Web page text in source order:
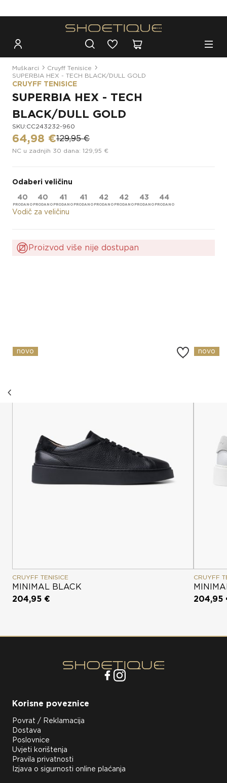
Muškarci
Cruyff Tenisice
SUPERBIA HEX - TECH BLACK/DULL GOLD
CRUYFF TENISICE
SUPERBIA HEX - TECH
BLACK/DULL GOLD
SKU:CC243232-960
64,98 €129,95 €
NC u zadnjih 30 dana: 129,95 €
Odaberi veličinu
40
40 41 41 42 42 43
44
Vodič za veličinu
Proizvod više nije dostupan
novo
CRUYFF TENISICE
MINIMAL BLACK
204,95 €
novo
CRUYFF
204,95
Korisne poveznice
Povrat / Reklamacija
Dostava
Poslovnice
Uvjeti korištenja
Pravila privatnosti
Izjava o sigurnosti online plaćanja